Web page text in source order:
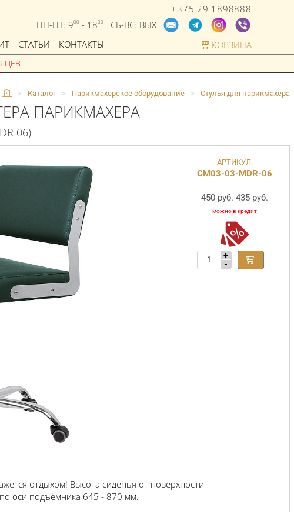
+375 29 1898888
ПН-ПТ: 900 - 1800
СБ-ВС: ВЫХ
СТАТЬИ КОНТАКТЫ КОРЗИНА
> Каталог > Парикмахерское оборудование > Стулья для парикмахера
ПАРИКМАХЕРА
06)
АРТИКУЛ:
СМ03-03-MDR-06
450 руб. 435 руб.
+
-
отдыхом! Высота сиденья от поверхности
оси подъёмника 645 - 870 мм.